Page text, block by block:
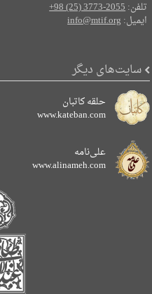
تلفن:+98 (25) 3773-2055
ایمیل:info@mtif.org
سایت‌های دیگر
حلقه کاتبان
www.kateban.com
علی‌نامه
www.alinameh.com